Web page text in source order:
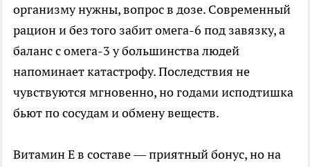
организму нужны, вопрос в дозе. Современный
рацион и без того забит омега-6 под завязку, а
баланс с омега-3 у большинства людей
напоминает катастрофу. Последствия не
чувствуются мгновенно, но годами исподтишка
бьют по сосудам и обмену веществ.
Витамин Е в составе — приятный бонус, но на